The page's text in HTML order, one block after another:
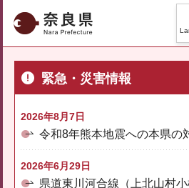
奈良県
緊急・災害情報
2026年8月7日
令和8年熊本地震への本県の
2026年6月29日
県道東川河合線（上北山村